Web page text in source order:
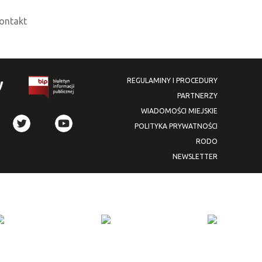
REGULAMINY I PROCEDURY
PARTNERZY
WIADOMOŚCI MIEJSKIE
POLITYKA PRYWATNOŚCI
RODO
NEWSLETTER